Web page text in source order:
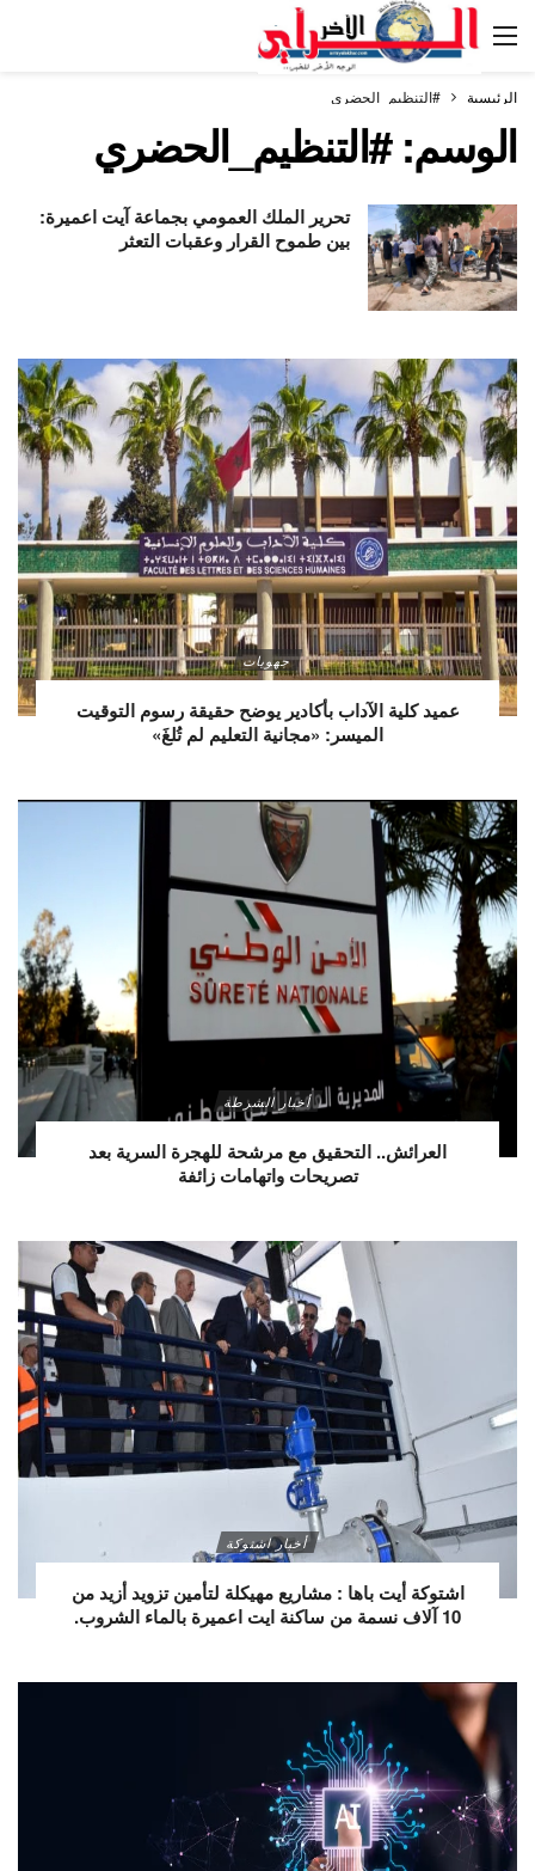
الرئيسية #التنظيم_الحضري
الوسم:#التنظيم_الحضري
تحرير الملك العمومي بجماعة آيت اعميرة:
بين طموح القرار وعقبات التعثر
جهويات
عميد كلية الآداب بأكادير يوضح حقيقة رسوم التوقيت
الميسر: «مجانية التعليم لم تُلغَ»
أخبار الشرطة
العرائش.. التحقيق مع مرشحة للهجرة السرية بعد
تصريحات واتهامات زائفة
أخبار اشتوكة
اشتوكة أيت باها : مشاريع مهيكلة لتأمين تزويد أزيد من
10 آلاف نسمة من ساكنة ايت اعميرة بالماء الشروب.